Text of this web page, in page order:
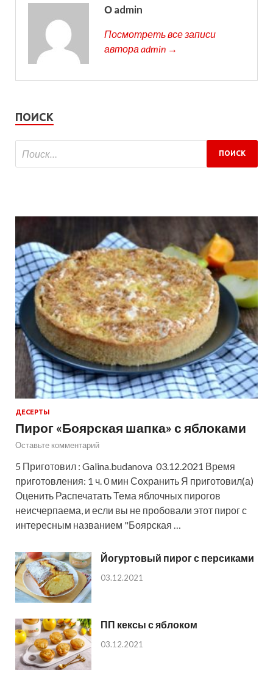
О admin
Посмотреть все записи
автора admin →
ПОИСК
ДЕСЕРТЫ
Пирог «Боярская шапка» с яблоками
Оставьте комментарий
5 Приготовил : Galina.budanova 03.12.2021 Время
приготовления: 1 ч. 0 мин Сохранить Я приготовил(а)
Оценить Распечатать Тема яблочных пирогов
неисчерпаема, и если вы не пробовали этот пирог с
интересным названием "Боярская …
Йогуртовый пирог с персиками
03.12.2021
ПП кексы с яблоком
03.12.2021